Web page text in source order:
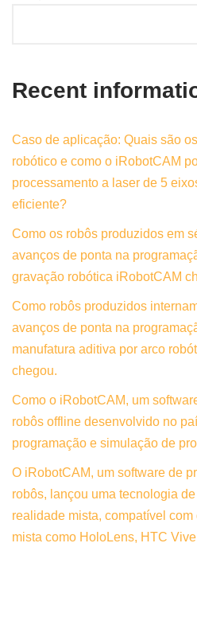
Recent
Caso de aplicação: Quais são
robótico e como o iRobotCAM
processamento a laser de 5
eficiente?
Como os robôs produzidos em
avanços de ponta na
gravação robótica iRobotCAM
Como robôs produzidos
avanços de ponta na
manufatura aditiva por arco
chegou.
Como o iRobotCAM, um
robôs offline desenvolvido no
programação e simulação de
O iRobotCAM, um software de
robôs, lançou uma tecnologia
realidade mista, compatível
mista como HoloLens, HTC